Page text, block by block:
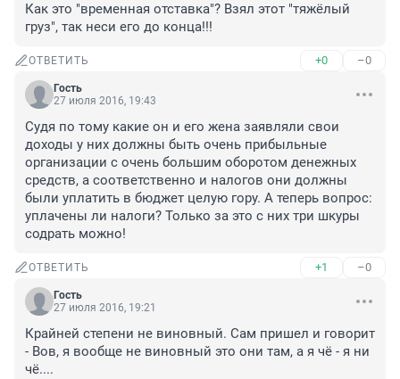
Как это "временная отставка"? Взял этот "тяжёлый
груз", так неси его до конца!!!
ОТВЕТИТЬ +0 –0
Гость
27 июля 2016, 19:43
Судя по тому какие он и его жена заявляли свои
доходы у них должны быть очень прибыльные
организации с очень большим оборотом денежных
средств, а соответственно и налогов они должны
были уплатить в бюджет целую гору. А теперь вопрос:
уплачены ли налоги? Только за это с них три шкуры
содрать можно!
ОТВЕТИТЬ +1 –0
Гость
27 июля 2016, 19:21
Крайней степени не виновный. Сам пришел и говорит
- Вов, я вообще не виновный это они там, а я чё - я ни
чё....